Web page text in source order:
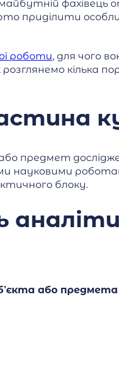
майбутній
приділити
роботи, для чого
кілька
предмет
науковими
блоку.
або